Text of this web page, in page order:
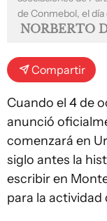
de Conmebol, el
NORBERTO
Compartir
Cuando el 4 de
anunció
comenzará en
siglo antes la
escribir en
para la actividad